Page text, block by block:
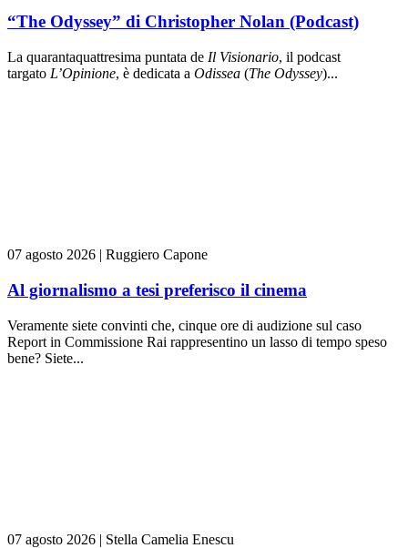
“The Odyssey” di Christopher Nolan (Podcast)
La quarantaquattresima puntata de Il Visionario, il podcast
targato L’Opinione, è dedicata a Odissea (The Odyssey)...
07 agosto 2026 | Ruggiero Capone
Al giornalismo a tesi preferisco il cinema
Veramente siete convinti che, cinque ore di audizione sul caso
Report in Commissione Rai rappresentino un lasso di tempo speso
bene? Siete...
07 agosto 2026 | Stella Camelia Enescu